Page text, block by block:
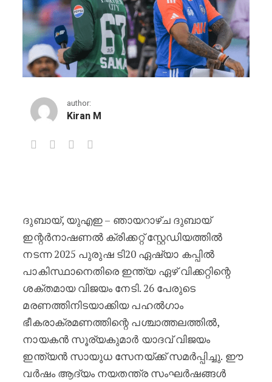
author:
Kiran M
ദുബായ്, യുഎഇ – ഞായറാഴ്ച ദുബായ്
ഇന്റർനാഷണൽ ക്രിക്കറ്റ് സ്റ്റേഡിയത്തിൽ
നടന്ന 2025 പുരുഷ ടി20 ഏഷ്യാ കപ്പിൽ
പാകിസ്ഥാനെതിരെ ഇന്ത്യ ഏഴ് വിക്കറ്റിന്റെ
ശക്തമായ വിജയം നേടി. 26 പേരുടെ
മരണത്തിനിടയാക്കിയ പഹൽഗാം
ഭീകരാക്രമണത്തിന്റെ പശ്ചാത്തലത്തിൽ,
നായകൻ സൂര്യകുമാർ യാദവ് വിജയം
ഇന്ത്യൻ സായുധ സേനയ്ക്ക് സമർപ്പിച്ചു. ഈ
വർഷം ആദ്യം നയതന്ത്ര സംഘർഷങ്ങൾ